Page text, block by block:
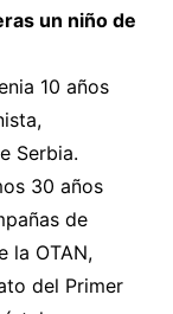
un niño de
10 años
Serbia.
30 años
de
la OTAN,
del Primer